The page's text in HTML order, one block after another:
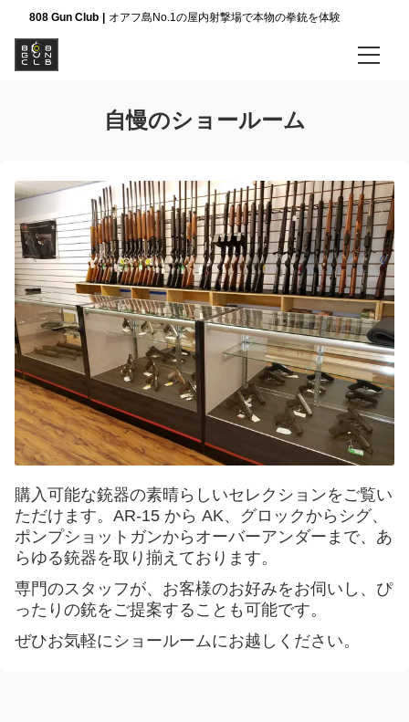
808 Gun Club オアフ島No.1の屋内射撃場で本物の拳銃を体験
Bコース 4種類の銃と弾丸51発
Cコース 5種類の銃と弾丸46発
VIPコース 5種類の銃と弾丸58発
ぜんぶのコースを見る
会社案内
ENGLISH
日本語
自慢のショールーム
購入可能な銃器の素晴らしいセレクションをご覧い
ただけます。AR-15 から AK、グロックからシグ、
ポンプショットガンからオーバーアンダーまで、あ
らゆる銃器を取り揃えております。
専門のスタッフが、お客様のお好みをお伺いし、ぴ
ったりの銃をご提案することも可能です。
ぜひお気軽にショールームにお越しください。